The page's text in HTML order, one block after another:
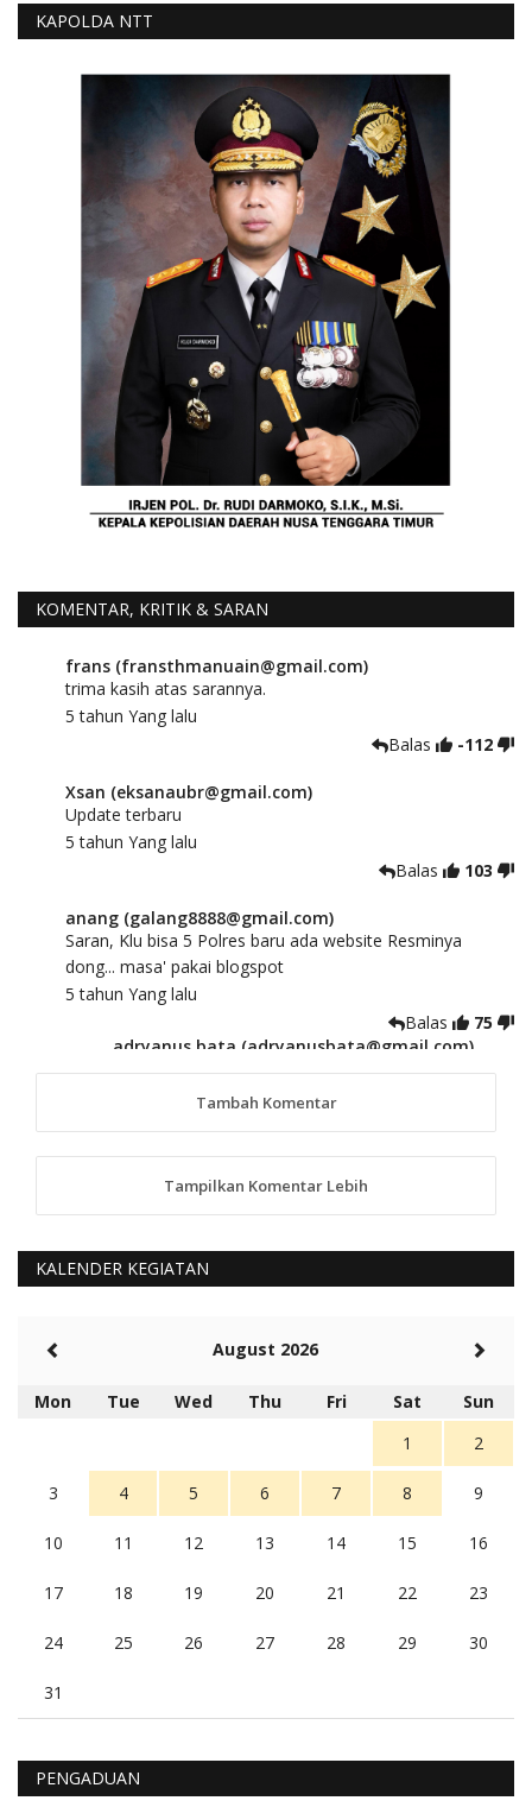
KAPOLDA NTT
KOMENTAR, KRITIK & SARAN
frans (fransthmanuain@gmail.com)
trima kasih atas sarannya.
5 tahun Yang lalu
Balas
-112
Xsan (eksanaubr@gmail.com)
Update terbaru
5 tahun Yang lalu
Balas
103
anang (galang8888@gmail.com)
Saran, Klu bisa 5 Polres baru ada website Resminya
dong... masa' pakai blogspot
5 tahun Yang lalu
Balas
75
adryanus bata (adryanusbata@gmail.com)
TKS atas saran dan masukannya, akan kami
tindaklanjuti
anggy (anakkaos@gmail.com)
Kami perantu bisa baca langsung terkait Pilkada Sumba
5 tahun Yang lalu
Rambu (rambu03@gmail.com)
Berita Polres Sumba Barat Mantap
5 tahun Yang lalu
Balas
16
Tambah Komentar
Tampilkan Komentar Lebih
KALENDER KEGIATAN
August 2026
Mon Tue Wed Thu Fri Sat
Sun
1
2
3 4 5 6 7 8 9
10 11 12 13 14 15 16
17 18 19 20 21 22 23
24 25 26 27 28 29 30
31
PENGADUAN